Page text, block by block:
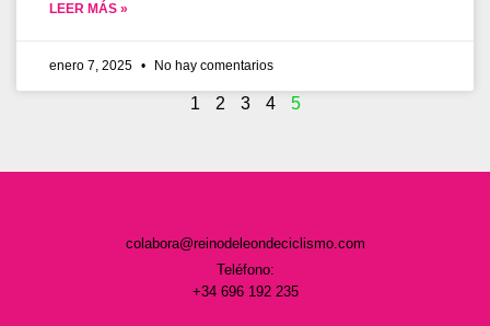
LEER MÁS »
enero 7, 2025 No hay comentarios
1 2 3 4 5
colabora@reinodeleondeciclismo.com
Teléfono:
+34 696 192 235